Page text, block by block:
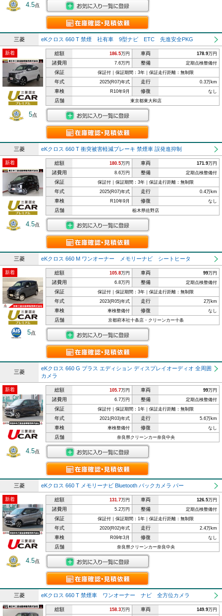
4.5点
三菱 eKクロス 660 T 禁煙 社有車 9型ナビ ETC 先進安全PKG
新着
5点
総額 186.5万円 車両 178.9万円
諸費用 7.6万円 整備 定期点検整備付
保証 保証付｜保証期間：3年｜保証走行距離：無制限
年式 2025(R07)年式 走行 0.3万km
車検 R10年9月 修復 なし
店舗 東京都東大和店
三菱 eKクロス 660 T 衝突被害軽減ブレーキ 禁煙車 誤発進抑制
新着
4.5点
総額 180.5万円 車両 171.9万円
諸費用 8.6万円 整備 定期点検整備付
保証 保証付｜保証期間：3年｜保証走行距離：無制限
年式 2025(R07)年式 走行 0.4万km
車検 R10年9月 修復 なし
店舗 栃木県佐野店
三菱 eKクロス 660 M ワンオーナー メモリーナビ シートヒータ
新着
5点
総額 105.8万円 車両 99万円
諸費用 6.8万円 整備 定期点検整備付
保証 保証付｜保証期間：3年｜保証走行距離：無制限
年式 2023(R05)年式 走行 2万km
車検 車検整備付 修復 なし
店舗 京都府本社十条店・クリーンカー十条
三菱
eKクロス 660 G プラス エディション ディスプレイオーディオ 全周囲
カメラ
新着
4.5点
総額 105.7万円 車両 99万円
諸費用 6.7万円 整備 定期点検整備付
保証 保証付｜保証期間：1年｜保証走行距離：無制限
年式 2021(R03)年式 走行 5.6万km
車検 車検整備付 修復 なし
店舗 奈良県クリーンカー奈良中央
三菱 eKクロス 660 T メモリーナビ Bluetooth バックカメラ パー
新着
4.5点
総額 131.7万円 車両 126.5万円
諸費用 5.2万円 整備 定期点検整備付
保証 保証付｜保証期間：1年｜保証走行距離：無制限
年式 2020(R02)年式 走行 2.4万km
車検 R09年3月 修復 なし
店舗 奈良県クリーンカー奈良中央
三菱 eKクロス 660 T 禁煙車 ワンオーナー ナビ 全方位カメラ
総額 158.3万円 車両 149.9万円